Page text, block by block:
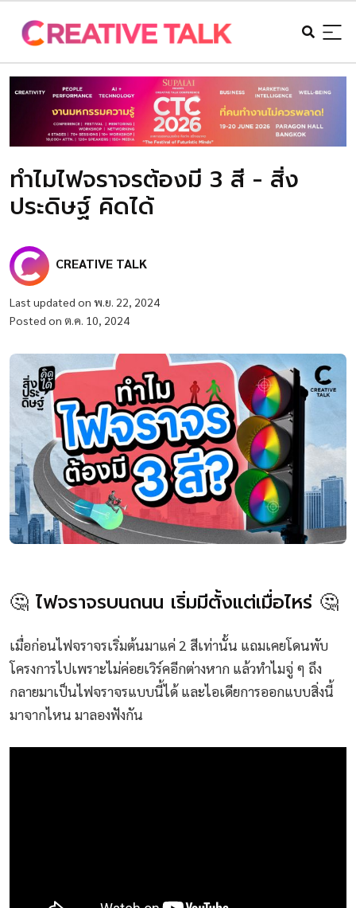
ทำไมไฟจราจรต้องมี 3 สี - สิ่ง
ประดิษฐ์ คิดได้
CREATIVE TALK
Last updated on พ.ย. 22, 2024
Posted on ต.ค. 10, 2024
🤔 ไฟจราจรบนถนน เริ่มมีตั้งแต่เมื่อไหร่ 🤔
เมื่อก่อนไฟจราจรเริ่มต้นมาแค่ 2 สีเท่านั้น แถมเคยโดนพับ
โครงการไปเพราะไม่ค่อยเวิร์คอีกต่างหาก แล้วทำไมจู่ ๆ ถึง
กลายมาเป็นไฟจราจรแบบนี้ได้ และไอเดียการออกแบบสิ่งนี้
มาจากไหน มาลองฟังกัน